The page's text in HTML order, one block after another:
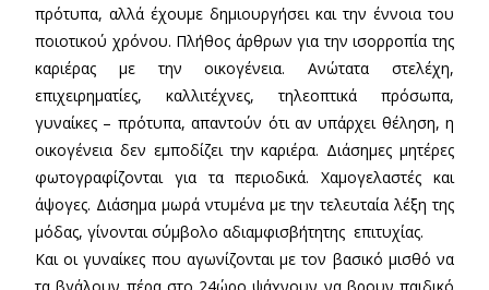
πρότυπα, αλλά έχουμε δημιουργήσει και την έννοια του
ποιοτικού χρόνου. Πλήθος άρθρων για την ισορροπία της
καριέρας με την οικογένεια. Ανώτατα στελέχη,
επιχειρηματίες, καλλιτέχνες, τηλεοπτικά πρόσωπα,
γυναίκες – πρότυπα, απαντούν ότι αν υπάρχει θέληση, η
οικογένεια δεν εμποδίζει την καριέρα. Διάσημες μητέρες
φωτογραφίζονται για τα περιοδικά. Χαμογελαστές και
άψογες. Διάσημα μωρά ντυμένα με την τελευταία λέξη της
μόδας, γίνονται σύμβολο αδιαμφισβήτητης επιτυχίας.
Και οι γυναίκες που αγωνίζονται με τον βασικό μισθό να